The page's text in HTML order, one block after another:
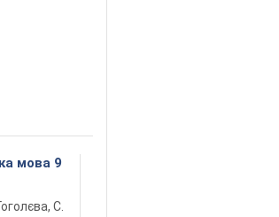
мова 9
С.